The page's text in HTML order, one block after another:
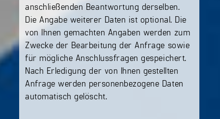
anschließenden Beantwortung derselben.
Die Angabe weiterer Daten ist optional. Die
von Ihnen gemachten Angaben werden zum
Zwecke der Bearbeitung der Anfrage sowie
für mögliche Anschlussfragen gespeichert.
Nach Erledigung der von Ihnen gestellten
Anfrage werden personenbezogene Daten
automatisch gelöscht.